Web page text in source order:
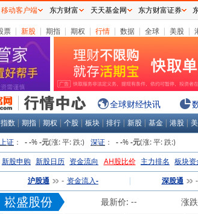
票 | 新股 | 期指 | 期权 | 行情 | 数据 | 全球 | 美股 |
全球财经快讯
指数 | 期指 | 期权 | 个股 | 板块 | 排行 | 新股 | 基金 | 港股 |
上证 ： - -% -元(涨:平:跌:) 深证 ： - -% -元(涨:平:跌:)
新股申购 新股日历 资金流向 AH股比价 主力排名 板块资
沪股通 - 资金流入- | 深股通 -
崧盛股份 最新价: -- 涨
移动客户端 东方财富 天天基金网 东方财富证券